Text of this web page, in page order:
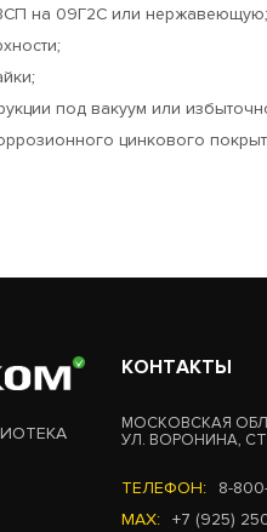
на 09Г2С или нержавеющую;
под вакуум или
цинкового
КОНТАКТЫ
МОСКОВСКАЯ
УЛ. ВОРОНИНА,
ТЕЛЕФОН:
8-
MAX: +7 (925)